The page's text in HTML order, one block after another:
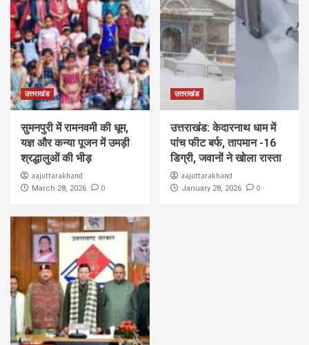
उत्तराखंड
सुमनपुरी में रामनवमी की धूम,
यज्ञ और कन्या पूजन में उमड़ी
श्रद्धालुओं की भीड़
aajuttarakhand
March 28, 2026 0
उत्तराखंड
उत्तराखंड: केदारनाथ धाम में
पांच फीट बर्फ, तापमान -16
डिग्री, जवानों ने खोला रास्ता
aajuttarakhand
January 28, 2026 0